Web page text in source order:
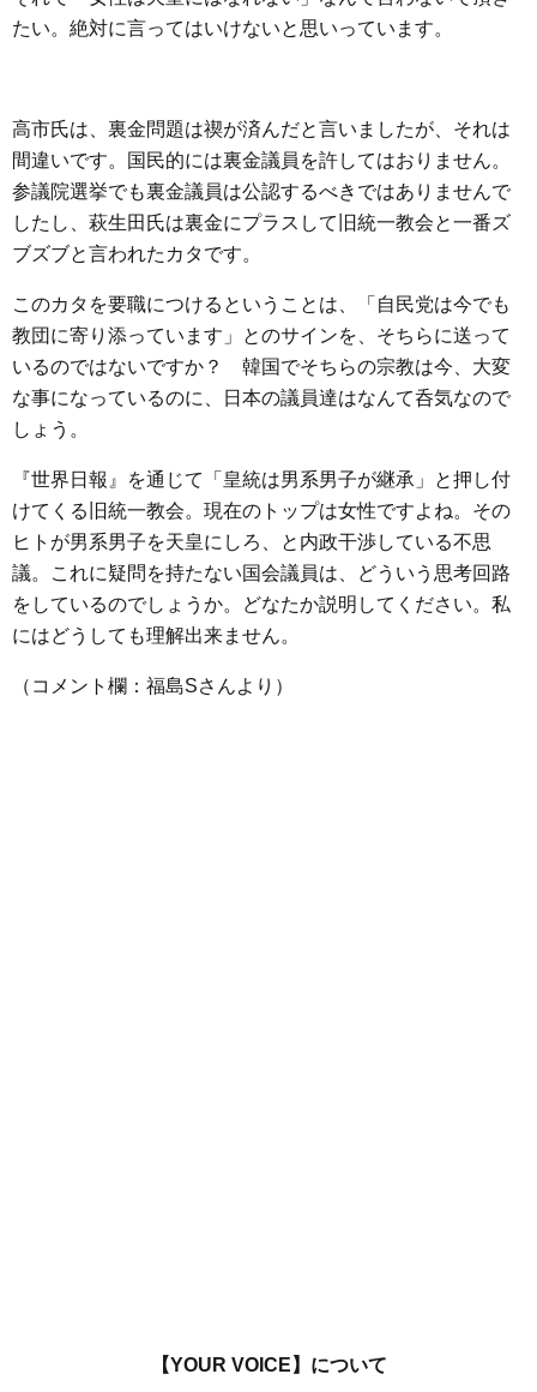
たい。絶対に言ってはいけないと思いっています。
高市氏は、裏金問題は禊が済んだと言いましたが、それは
間違いです。国民的には裏金議員を許してはおりません。
参議院選挙でも裏金議員は公認するべきではありませんで
したし、萩生田氏は裏金にプラスして旧統一教会と一番ズ
ブズブと言われたカタです。
このカタを要職につけるということは、「自民党は今でも
教団に寄り添っています」とのサインを、そちらに送って
いるのではないですか？ 韓国でそちらの宗教は今、大変
な事になっているのに、日本の議員達はなんて呑気なので
しょう。
『世界日報』を通じて「皇統は男系男子が継承」と押し付
けてくる旧統一教会。現在のトップは女性ですよね。その
ヒトが男系男子を天皇にしろ、と内政干渉している不思
議。これに疑問を持たない国会議員は、どういう思考回路
をしているのでしょうか。どなたか説明してください。私
にはどうしても理解出来ません。
（コメント欄：福島Sさんより）
【YOUR VOICE】について